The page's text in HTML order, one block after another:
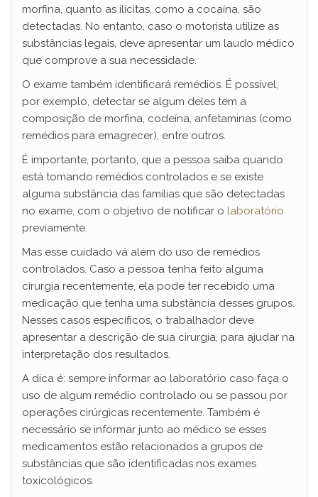
morfina, quanto as ilícitas, como a cocaína, são
detectadas. No entanto, caso o motorista utilize as
substâncias legais, deve apresentar um laudo médico
que comprove a sua necessidade.
O exame também identificará remédios. É possível,
por exemplo, detectar se algum deles tem a
composição de morfina, codeína, anfetaminas (como
remédios para emagrecer), entre outros.
É importante, portanto, que a pessoa saiba quando
está tomando remédios controlados e se existe
alguma substância das famílias que são detectadas
no exame, com o objetivo de notificar o laboratório
previamente.
Mas esse cuidado vá além do uso de remédios
controlados. Caso a pessoa tenha feito alguma
cirurgia recentemente, ela pode ter recebido uma
medicação que tenha uma substância desses grupos.
Nesses casos específicos, o trabalhador deve
apresentar a descrição de sua cirurgia, para ajudar na
interpretação dos resultados.
A dica é: sempre informar ao laboratório caso faça o
uso de algum remédio controlado ou se passou por
operações cirúrgicas recentemente. Também é
necessário se informar junto ao médico se esses
medicamentos estão relacionados a grupos de
substâncias que são identificadas nos exames
toxicológicos.